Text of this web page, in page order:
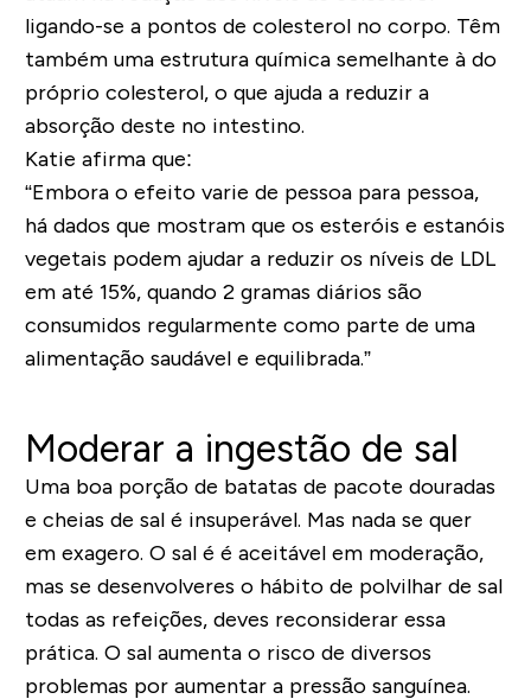
ligando-se a pontos de colesterol no corpo. Têm
também uma estrutura química semelhante à do
próprio colesterol, o que ajuda a reduzir a
absorção deste no intestino.
Katie afirma que:
“Embora o efeito varie de pessoa para pessoa,
há dados que mostram que os esteróis e estanóis
vegetais podem ajudar a reduzir os níveis de LDL
em até 15%, quando 2 gramas diários são
consumidos regularmente como parte de uma
alimentação saudável e equilibrada.”
Moderar a ingestão de sal
Uma boa porção de batatas de pacote douradas
e cheias de sal é insuperável. Mas nada se quer
em exagero. O sal é é aceitável em moderação,
mas se desenvolveres o hábito de polvilhar de sal
todas as refeições, deves reconsiderar essa
prática. O sal aumenta o risco de diversos
problemas por aumentar a pressão sanguínea.